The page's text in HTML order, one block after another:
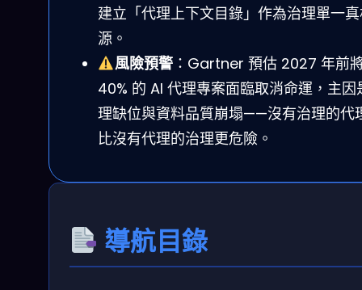
建立「代理上下文目錄」作為治理單一
源。
風險預警：Gartner 預估 2027 年前
40% 的 AI 代理專案面臨取消命運，主因
理缺位與資料品質崩塌——沒有治理的代
比沒有代理的治理更危險。
導航目錄